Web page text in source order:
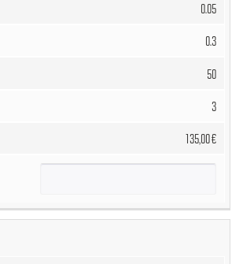
0.05
0.3
50
3
135,00 €